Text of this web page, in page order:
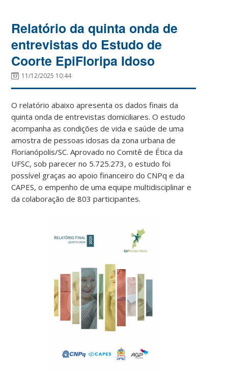
Relatório da quinta onda de
entrevistas do Estudo de
Coorte EpiFloripa Idoso
11/12/2025 10:44
O relatório abaixo apresenta os dados finais da
quinta onda de entrevistas domiciliares. O estudo
acompanha as condições de vida e saúde de uma
amostra de pessoas idosas da zona urbana de
Florianópolis/SC. Aprovado no Comitê de Ética da
UFSC, sob parecer no 5.725.273, o estudo foi
possível graças ao apoio financeiro do CNPq e da
CAPES, o empenho de uma equipe multidisciplinar e
da colaboração de 803 participantes.